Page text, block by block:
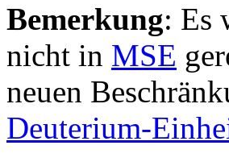
Bemerkung: Es
nicht in MSE
neuen
Deuterium-